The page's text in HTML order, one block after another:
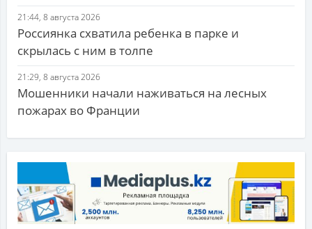
21:44, 8 августа 2026
Россиянка схватила ребенка в парке и
скрылась с ним в толпе
21:29, 8 августа 2026
Мошенники начали наживаться на лесных
пожарах во Франции